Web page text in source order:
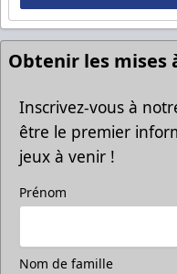
Obtenir les mises
Inscrivez-vous à
être le premier
jeux à venir !
Prénom
Nom de famille